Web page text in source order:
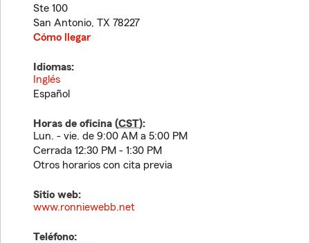
Ste 100
San Antonio, TX 78227
Cómo llegar
Idiomas:
Inglés
Español
Horas de oficina (CST):
Lun. - vie. de 9:00 AM a 5:00 PM
Cerrada 12:30 PM - 1:30 PM
Otros horarios con cita previa
Sitio web:
www.ronniewebb.net
Teléfono: